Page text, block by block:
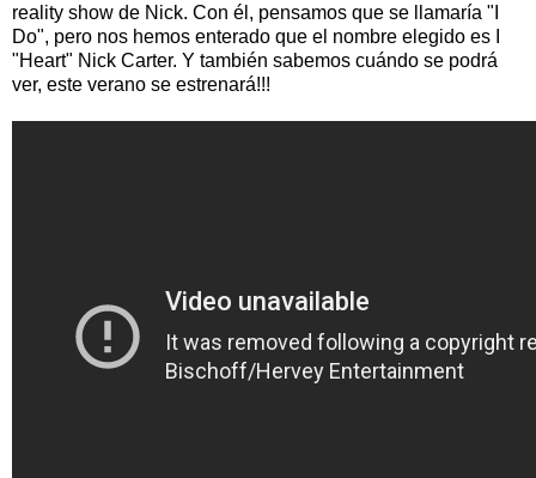
reality show de Nick. Con él, pensamos que se llamaría "I
Do", pero nos hemos enterado que el nombre elegido es I
"Heart" Nick Carter. Y también sabemos cuándo se podrá
ver, este verano se estrenará!!!